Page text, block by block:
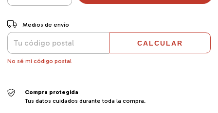
Entregas para el CP:
Medios de envío
CALCULAR
No sé mi código postal
Compra protegida
Tus datos cuidados durante toda la compra.